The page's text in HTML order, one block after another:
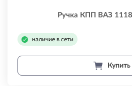
Ручка КПП ВАЗ
наличие в сети
Купить